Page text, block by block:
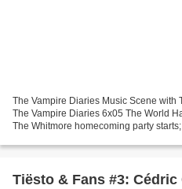
The Vampire Diaries Music Scene with
The Vampire Diaries 6x05 The World
The Whitmore homecoming party
Tiësto & Fans #3: Cédric